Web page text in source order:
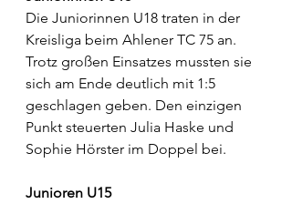
Die Juniorinnen U18 traten in der
Kreisliga beim Ahlener TC 75 an.
Trotz großen Einsatzes mussten sie
sich am Ende deutlich mit 1:5
geschlagen geben. Den einzigen
Punkt steuerten Julia Haske und
Sophie Hörster im Doppel bei.
Junioren U15